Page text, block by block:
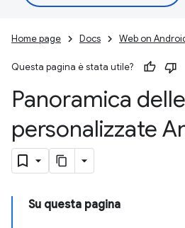
Home page Docs Web on
Questa pagina è stata utile?
Panoramica
personalizzate
Su questa pagina